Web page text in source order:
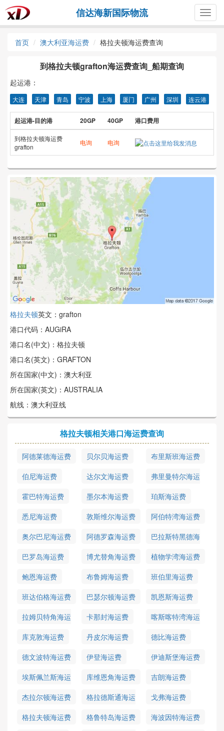
信达海新国际物流
首页 澳大利亚海运费 格拉夫顿海运费查询
到格拉夫顿grafton海运费查询_船期查询
起运港：
大连 天津 青岛 宁波 上海 厦门 广州 深圳 连云港
起运港-目的港 20GP 40GP 港口费用
到格拉夫顿海运费
grafton
电询 电询
格拉夫顿英文：grafton
港口代码：AUGiRA
港口名(中文)：格拉夫顿
港口名(英文)：GRAFTON
所在国家(中文)：澳大利亚
所在国家(英文)：AUSTRALIA
航线：澳大利亚线
格拉夫顿相关港口海运费查询
阿德莱德海运费 贝尔贝海运费
布里斯班海运费
伯尼海运费
达尔文海运费
弗里曼特尔海运
霍巴特海运费 墨尔本海运费
珀斯海运费
悉尼海运费
敦斯维尔海运费
阿伯特湾海运费
奥尔巴尼海运费
阿德罗森海运费
巴拉斯特黑德海
运费
巴罗岛海运费 博尤替角海运费
植物学湾海运费
鲍恩海运费
布鲁姆海运费
班伯里海运费
班达伯格海运费
巴瑟尔顿海运费
凯恩斯海运费
拉姆贝特角海运
卡那封海运费
喀斯喀特湾海运
库克敦海运费 丹皮尔海运费
德比海运费
德文波特海运费
伊登海运费
伊迪斯堡海运费
埃斯佩兰斯海运
库维恩角海运费
吉朗海运费
杰拉尔顿海运费
格拉德斯通海运
费
戈弗海运费
格拉夫顿海运费
格鲁特岛海运费
海波因特海运费